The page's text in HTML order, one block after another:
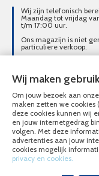
Wij zijn telefonisch
Maandag tot vrijdag
t/m 17:00 uur.
Ons magazijn is niet
particuliere verkoop.
contact.
© Nieuwhoff de Rijk
Wij maken
Om jouw bezoek aan
maken zetten we cookies
deze cookies kunnen wij
en jouw internetgedrag
volgen. Met deze
advertenties aan jouw
cookies mogelijk
privacy en cookies.